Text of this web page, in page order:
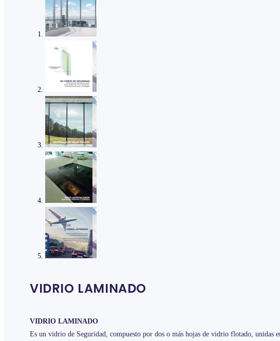
VIDRIO LAMINADO
VIDRIO LAMINADO
Es un vidrio de Seguridad, compuesto por dos o más hojas de vidrio flotado,